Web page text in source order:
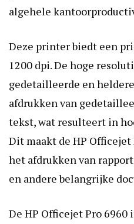
algehele
Deze printer biedt een
1200 dpi. De hoge
gedetailleerde en
afdrukken van
tekst, wat resulteert in
Dit maakt de HP
het afdrukken van
en andere belangrijke
De HP Officejet Pro